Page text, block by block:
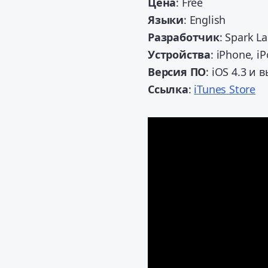
Языки: English
Разработчик: Spark
Устройства: iPhone,
Версия ПО: iOS 4.3 и
Ссылка: iTunes Store